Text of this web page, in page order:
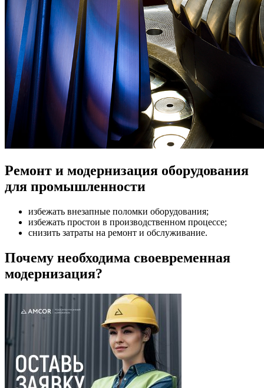
Ремонт и модернизация оборудования
для промышленности
избежать внезапные поломки оборудования;
избежать простои в производственном процессе;
снизить затраты на ремонт и обслуживание.
Почему необходима своевременная
модернизация?